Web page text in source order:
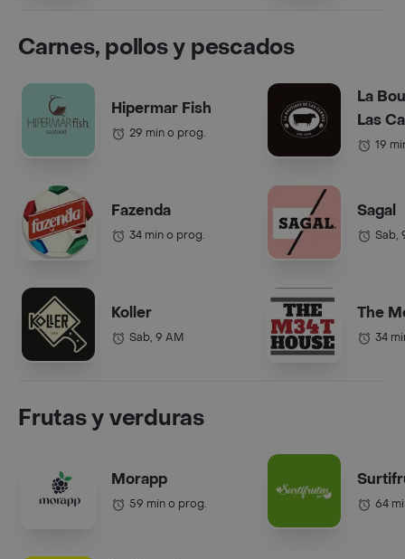
Carnes, pollos y pescados
Hipermar Fish
29 min o prog.
Fazenda
34 min o prog.
Koller
Sab, 9 AM
La
Las
19
Sagal
Sab,
The
34
Frutas y verduras
Morapp
59 min o prog. 64